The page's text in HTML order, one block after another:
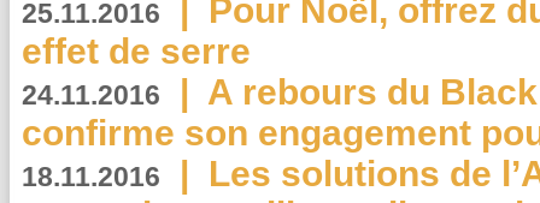
25.11.2016 | Pour Noël, offrez
effet de serre
24.11.2016 | A rebours du
confirme son engagement
18.11.2016 | Les solutions de